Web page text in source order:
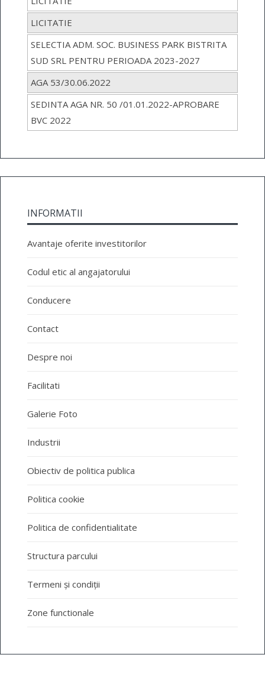
LICITATIE
SELECTIA ADM. SOC. BUSINESS PARK BISTRITA
SUD SRL PENTRU PERIOADA 2023-2027
AGA 53/30.06.2022
SEDINTA AGA NR. 50 /01.01.2022-APROBARE
BVC 2022
INFORMATII
Avantaje oferite investitorilor
Codul etic al angajatorului
Conducere
Contact
Despre noi
Facilitati
Galerie Foto
Industrii
Obiectiv de politica publica
Politica cookie
Politica de confidentialitate
Structura parcului
Termeni și condiții
Zone functionale